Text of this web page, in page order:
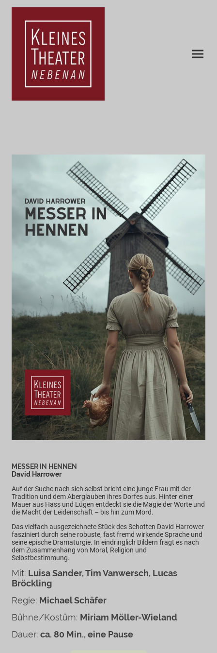
MESSER IN HENNEN
David Harrower
Auf der Suche nach sich selbst bricht eine junge Frau mit der
Tradition und dem Aberglauben ihres Dorfes aus. Hinter einer
Mauer aus Hass und Lügen entdeckt sie die Magie der Worte und
die Macht der Leidenschaft – bis hin zum Mord.
Das vielfach ausgezeichnete Stück des Schotten David Harrower
fasziniert durch seine robuste, fast fremd wirkende Sprache und
seine epische Dramaturgie. In eindringlich Bildern fragt es nach
dem Zusammenhang von Moral, Religion und
Selbstbestimmung.
Mit: Luisa Sander, Tim Vanwersch, Lucas
Bröckling
Regie: Michael Schäfer
Bühne/Kostüm: Miriam Möller-Wieland
Dauer: ca. 80 Min., eine Pause